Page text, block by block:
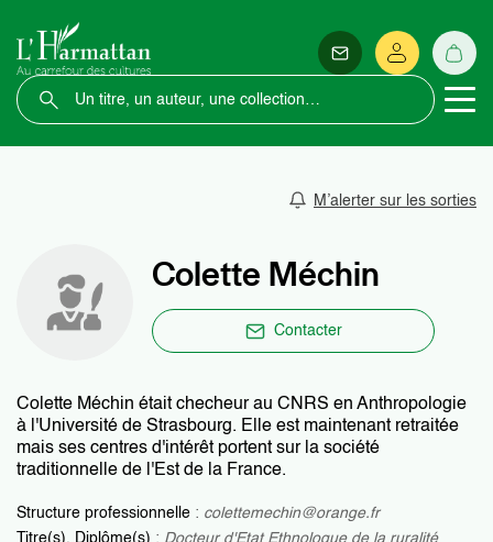
M’alerter sur les sorties
Colette Méchin
Contacter
Colette Méchin était checheur au CNRS en Anthropologie
à l'Université de Strasbourg. Elle est maintenant retraitée
mais ses centres d'intérêt portent sur la société
traditionnelle de l'Est de la France.
Structure professionnelle : colettemechin@orange.fr
Titre(s), Diplôme(s) : Docteur d'Etat Ethnologue de la ruralité